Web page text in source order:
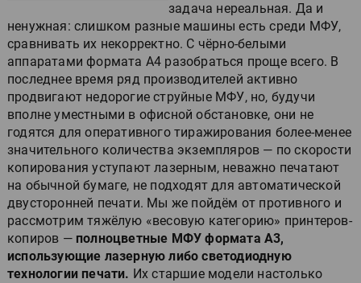
задача нереальная. Да и
ненужная: слишком разные машины есть среди МФУ,
сравнивать их некорректно. С чёрно-белыми
аппаратами формата А4 разобраться проще всего. В
последнее время ряд производителей активно
продвигают недорогие струйные МФУ, но, будучи
вполне уместными в офисной обстановке, они не
годятся для оперативного тиражирования более-менее
значительного количества экземпляров — по скорости
копирования уступают лазерным, неважно печатают
на обычной бумаге, не подходят для автоматической
двусторонней печати. Мы же пойдём от противного и
рассмотрим тяжёлую «весовую категорию» принтеров-
копиров — полноцветные МФУ формата А3,
использующие лазерную либо светодиодную
технологии печати. Их старшие модели настолько